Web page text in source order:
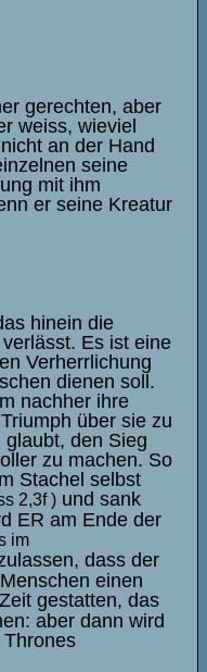
gerechten, aber
weiss, wieviel
an der Hand
seine
mit ihm
er seine Kreatur
hinein die
Es ist eine
Verherrlichung
dienen soll.
nachher ihre
über sie zu
den Sieg
zu machen. So
Stachel selbst
2,3f ) und sank
ER am Ende der
im
dass der
einen
gestatten, das
aber dann wird